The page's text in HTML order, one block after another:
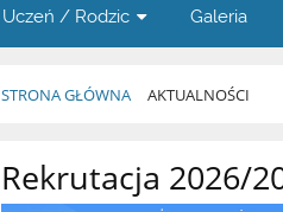
Uczeń / Rodzic Galeria
STRONA GŁÓWNA AKTUALNOŚCI
Aktualności
Rekrutacja 2026/